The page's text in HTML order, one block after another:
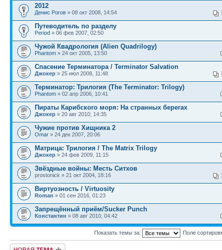
2012
Денис Рогов » 08 окт 2008, 14:54
Путеводитель по разделу
Period » 06 фев 2007, 02:50
Чужой Квадрология (Alien Quadrilogy)
Phantom » 24 окт 2005, 13:50
Спасение Терминатора / Terminator Salvation
Джокер » 25 июл 2008, 11:48
Терминатор: Трилогия (The Terminator: Trilogy)
Phantom » 02 апр 2006, 10:41
Пираты Карибского моря: На странных берегах
Джокер » 20 авг 2010, 14:35
Чужие против Хищника 2
Omar » 24 дек 2007, 20:06
Матрица: Трилогия / The Matrix Trilogy
Джокер » 24 фев 2009, 11:15
Звёздные войны: Месть Ситхов
prostonick » 21 окт 2004, 18:16
Виртуозность / Virtuosity
Roman » 01 сен 2016, 01:23
Запрещённый приём/Sucker Punch
Константин » 08 авг 2010, 04:42
Показать темы за: Поле
Новая тема